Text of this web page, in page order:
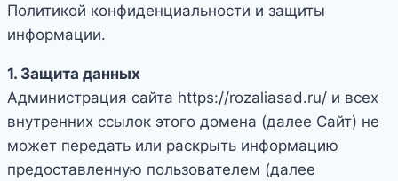
Политикой конфиденциальности и защиты
информации.
1. Защита данных
Администрация сайта https://rozaliasad.ru/ и всех
внутренних ссылок этого домена (далее Сайт) не
может передать или раскрыть информацию
предоставленную пользователем (далее